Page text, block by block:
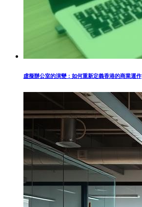
虛擬辦公室的演變：如何重新定義香港的商業運作